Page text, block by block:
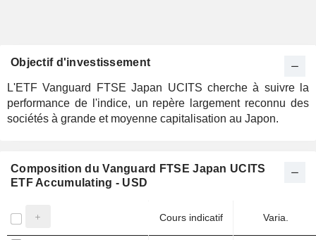
Objectif d'investissement
L'ETF Vanguard FTSE Japan UCITS cherche à suivre la
performance de l'indice, un repère largement reconnu des
sociétés à grande et moyenne capitalisation au Japon.
Composition du Vanguard FTSE Japan UCITS
ETF Accumulating - USD
Cours indicatif Varia.